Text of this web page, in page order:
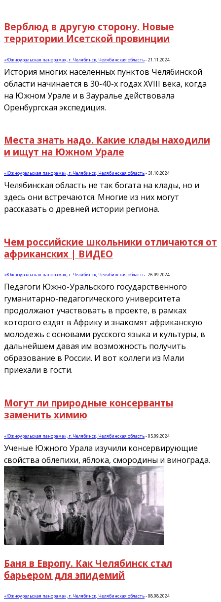
Верблюд в другую сторону. Новые
территории Исетской провинции
«Южноуральская панорама», г. Челябинск, Челябинская область-21.11.2024
История многих населенных пунктов Челябинской
области начинается в 30-40-х годах XVIII века, когда
на Южном Урале и в Зауралье действовала
Оренбургская экспедиция.
Места знать надо. Какие клады находили
и ищут на Южном Урале
«Южноуральская панорама», г. Челябинск, Челябинская область- 31.10.2024
Челябинская область не так богата на клады, но и
здесь они встречаются. Многие из них могут
рассказать о древней истории региона.
Чем российские школьники отличаются от
африканских | ВИДЕО
«Южноуральская панорама», г. Челябинск, Челябинская область-26.09.2024
Педагоги Южно-Уральского государственного
гуманитарно-педагогического университета
продолжают участвовать в проекте, в рамках
которого ездят в Африку и знакомят африканскую
молодежь с основами русского языка и культуры, в
дальнейшем давая им возможность получить
образование в России. И вот коллеги из Мали
приехали в гости.
Могут ли природные консерванты
заменить химию
«Южноуральская панорама», г. Челябинск, Челябинская область-05.09.2024
Ученые Южного Урала изучили консервирующие
свойства облепихи, яблока, смородины и винограда.
Баня в Европу. Как Челябинск стал
барьером для эпидемий
«Южноуральская панорама», г. Челябинск, Челябинская область-08.08.2024